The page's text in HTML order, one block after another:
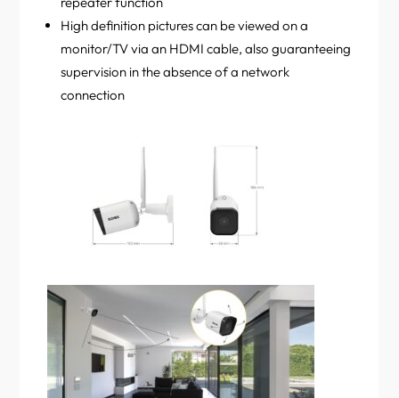
High definition pictures can be viewed on a
monitor/TV via an HDMI cable, also guaranteeing
supervision in the absence of a network
connection